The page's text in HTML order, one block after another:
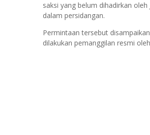
saksi yang belum dihadirkan
dalam persidangan.
Permintaan tersebut
dilakukan pemanggilan resmi